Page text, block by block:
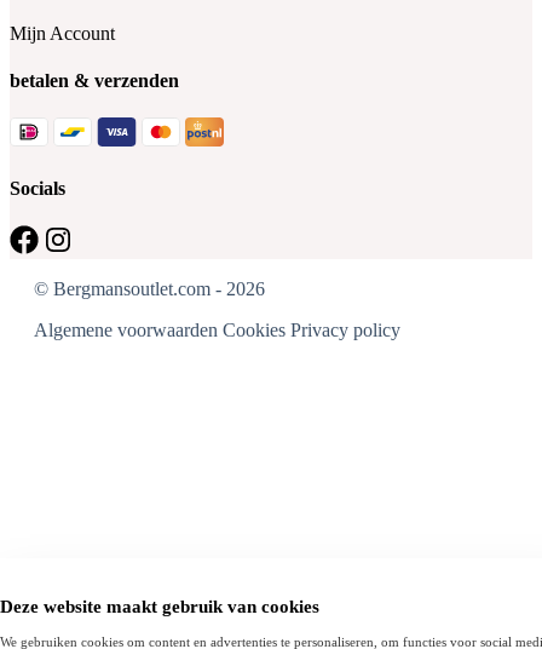
Deze website maakt gebruik van cookies
We gebruiken cookies om content en advertenties te personaliseren, om functies voor social
Mijn Account
betalen & verzenden
Socials
© Bergmansoutlet.com - 2026
Algemene voorwaarden Cookies Privacy policy